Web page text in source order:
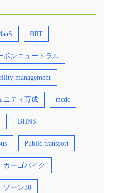
BRT
ボンニュートラル
management
ニティ育成 mcdc
BHNS
Public transport
カーゴバイク
ゾーン30